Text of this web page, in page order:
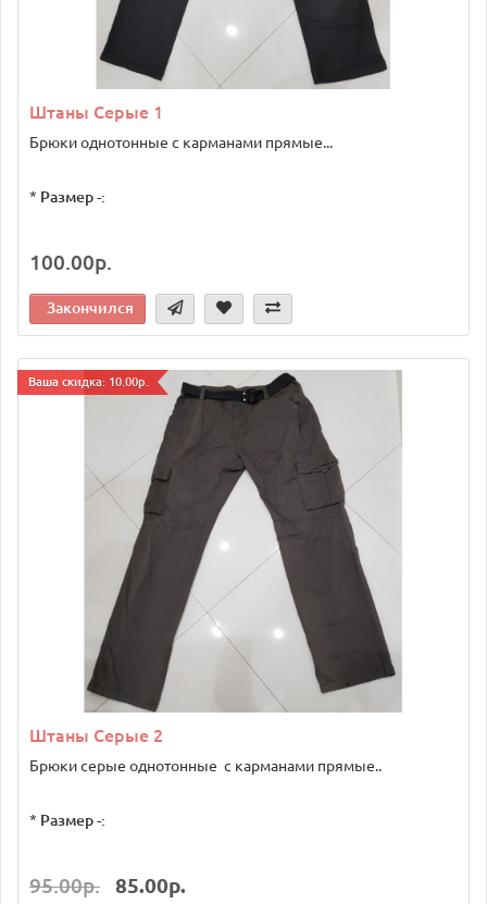
Штаны Серые 1
Брюки однотонные с карманами прямые...
* Размер -:
100.00р.
Закончился
Ваша скидка: 10.00р.
Штаны Серые 2
Брюки серые однотонные с карманами прямые..
* Размер -:
95.00р. 85.00р.